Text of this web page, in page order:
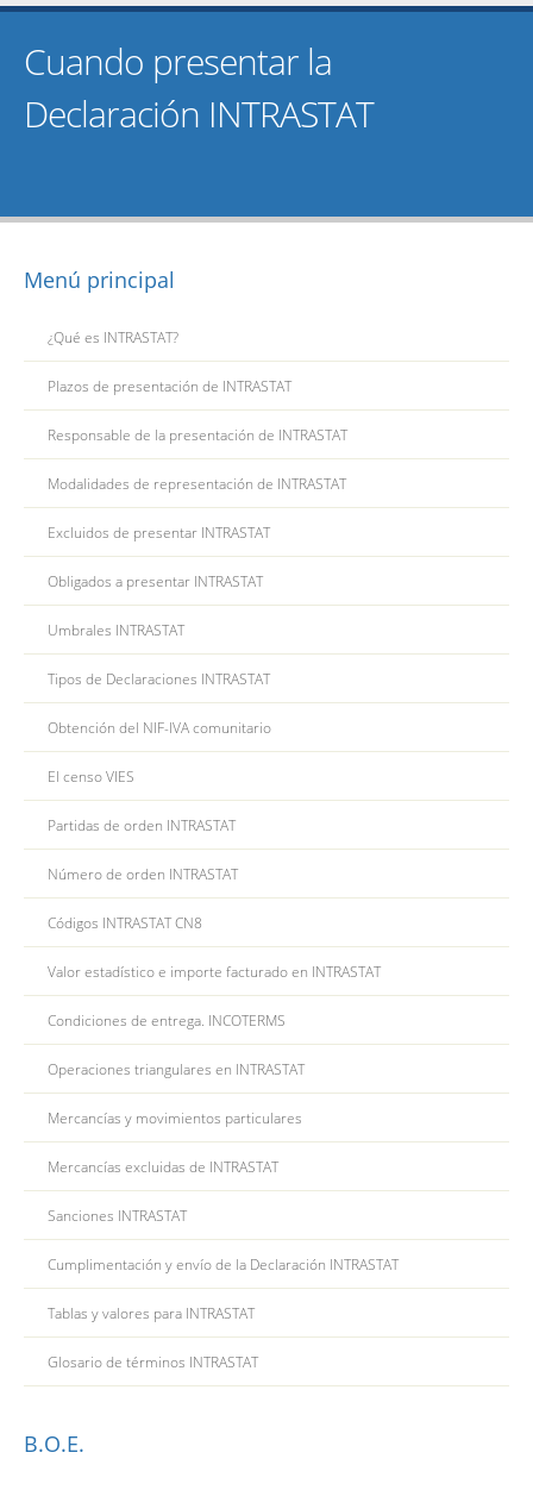
Cuando presentar la
Declaración INTRASTAT
Menú principal
¿Qué es INTRASTAT?
Plazos de presentación de INTRASTAT
Responsable de la presentación de INTRASTAT
Modalidades de representación de INTRASTAT
Excluidos de presentar INTRASTAT
Obligados a presentar INTRASTAT
Umbrales INTRASTAT
Tipos de Declaraciones INTRASTAT
Obtención del NIF-IVA comunitario
El censo VIES
Partidas de orden INTRASTAT
Número de orden INTRASTAT
Códigos INTRASTAT CN8
Valor estadístico e importe facturado en INTRASTAT
Condiciones de entrega. INCOTERMS
Operaciones triangulares en INTRASTAT
Mercancías y movimientos particulares
Mercancías excluidas de INTRASTAT
Sanciones INTRASTAT
Cumplimentación y envío de la Declaración INTRASTAT
Tablas y valores para INTRASTAT
Glosario de términos INTRASTAT
B.O.E.